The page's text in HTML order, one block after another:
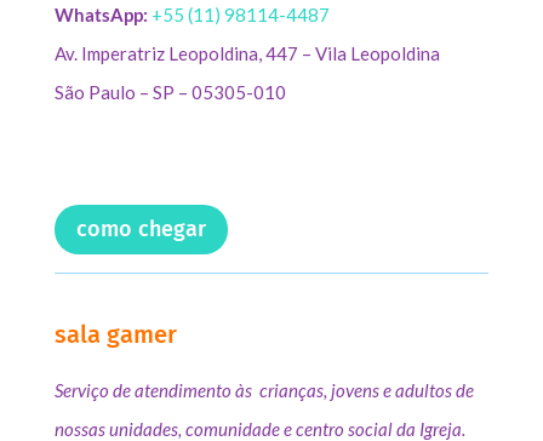
WhatsApp: +55 (11) 98114-4487
Av. Imperatriz Leopoldina, 447 – Vila Leopoldina
São Paulo – SP – 05305-010
como chegar
sala gamer
Serviço de atendimento às crianças, jovens e adultos de
nossas unidades, comunidade e centro social da Igreja.